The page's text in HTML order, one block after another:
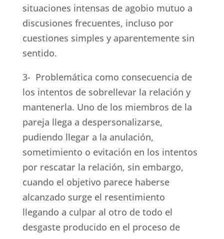
situaciones intensas de agobio mutuo a
discusiones frecuentes, incluso por
cuestiones simples y aparentemente sin
sentido.
3- Problemática como consecuencia de
los intentos de sobrellevar la relación y
mantenerla. Uno de los miembros de la
pareja llega a despersonalizarse,
pudiendo llegar a la anulación,
sometimiento o evitación en los intentos
por rescatar la relación, sin embargo,
cuando el objetivo parece haberse
alcanzado surge el resentimiento
llegando a culpar al otro de todo el
desgaste producido en el proceso de